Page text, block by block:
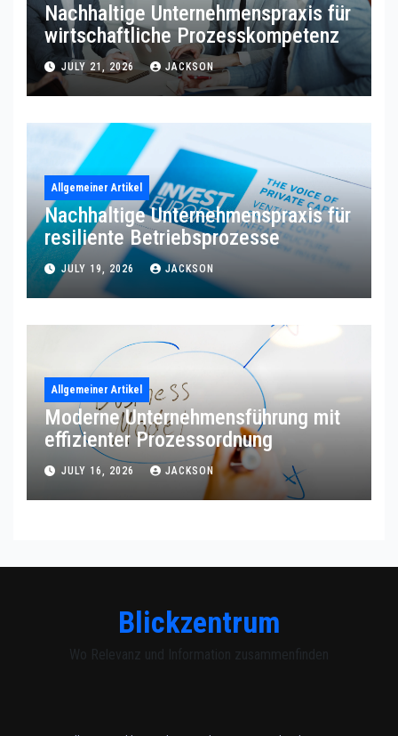
Nachhaltige Unternehmenspraxis für
wirtschaftliche Prozesskompetenz
JULY 21, 2026 JACKSON
Allgemeiner Artikel
Nachhaltige Unternehmenspraxis für
resiliente Betriebsprozesse
JULY 19, 2026 JACKSON
Allgemeiner Artikel
Moderne Unternehmensführung mit
effizienter Prozessordnung
JULY 16, 2026 JACKSON
Blickzentrum
Wo Relevanz und Information zusammenfinden